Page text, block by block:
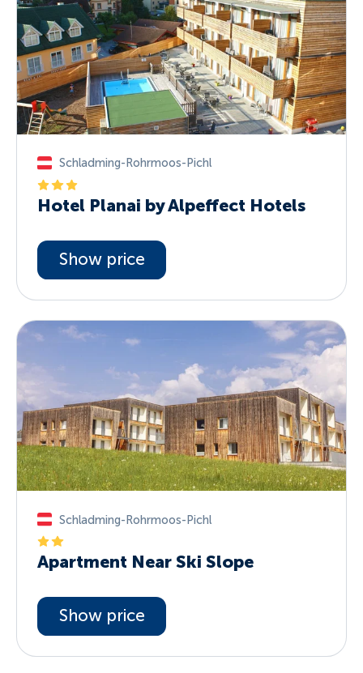
Schladming-Rohrmoos-Pichl
Hotel Planai by Alpeffect Hotels
Show price
Schladming-Rohrmoos-Pichl
Apartment Near Ski Slope
Show price